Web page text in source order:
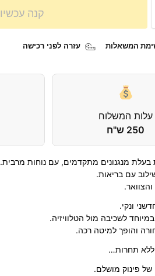
קנה עכשיו
המשאלות עזרה לפני רכישה
עלות המשלוח
250 ש"ח
מנגנונים מתקדמים, עם נוחות מרבית.
עם בריאות.
ונקי.
לשכיבה מול הטלוויזיה.
והופך למיטה רכה.
ללא תחרות…
של פינוק מושלם.